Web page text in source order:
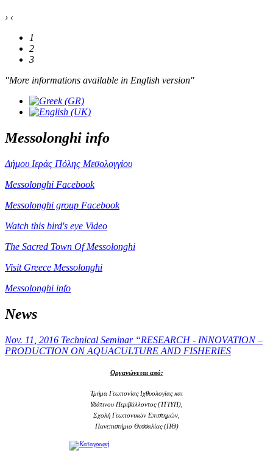
› ‹
1
2
3
"More informations available in English version"
Messolonghi info
Δήμου Ιεράς Πόλης Μεσολογγίου
Messolonghi Facebook
Messolonghi group Facebook
Watch this bird's eye Video
The Sacred Town Of Messolonghi
Visit Greece Messolonghi
Messolonghi info
News
Nov. 11, 2016 Technical Seminar “RESEARCH - INNOVATION –
PRODUCTION ON AQUACULTURE AND FISHERIES
Οργανώνεται από:
Τμήμα Γεωπονίας Ιχθυολογίας και
Υδάτινου Περιβάλλοντος (ΤΓΙΥΠ),
Σχολή Γεωπονικών Επιστημών,
Πανεπιστήμιο Θεσσαλίας (ΠΘ)